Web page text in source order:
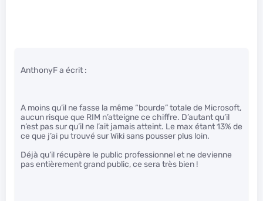
AnthonyF a écrit :
A moins qu’il ne fasse la même “bourde” totale de Microsoft,
aucun risque que RIM n’atteigne ce chiffre. D’autant qu’il
n’est pas sur qu’il ne l’ait jamais atteint. Le max étant 13% de
ce que j’ai pu trouvé sur Wiki sans pousser plus loin.
Déjà qu’il récupère le public professionnel et ne devienne
pas entièrement grand public, ce sera très bien !